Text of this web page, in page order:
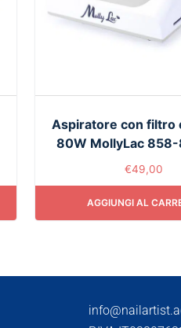
Aspiratore con filtro
80W MollyLac 858-
€49,00
AGGIUNGI AL